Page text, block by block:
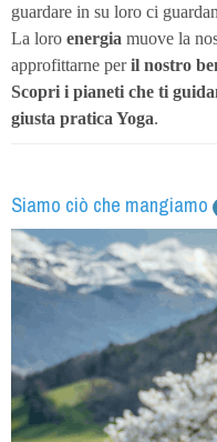
guardare in su loro ci
La loro energia muove la
approfittarne peril nostro
Scopri i pianeti che ti
giusta pratica Yoga.
Siamo ciò che mangiamo